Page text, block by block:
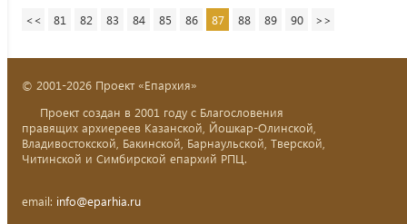
<< 81 82 83 84 85 86 87 88 89 90 >>
© 2001-2026 Проект «Епархия»
Проект создан в 2001 году с Благословения
правящих архиереев Казанской, Йошкар-Олинской,
Владивостокской, Бакинской, Барнаульской, Тверской,
Читинской и Симбирской епархий РПЦ.
email: info@eparhia.ru